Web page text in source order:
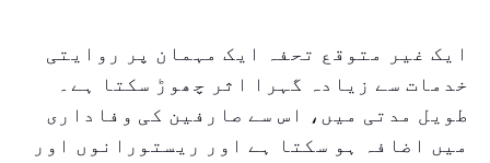
ایک غیر متوقع تحفہ ایک مہمان پر روایتی
خدمات سے زیادہ گہرا اثر چھوڑ سکتا ہے۔
طویل مدتی میں، اس سے صارفین کی وفاداری
میں اضافہ ہو سکتا ہے اور ریستورانوں اور